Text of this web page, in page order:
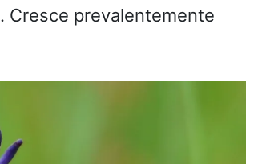
. Cresce prevalentemente